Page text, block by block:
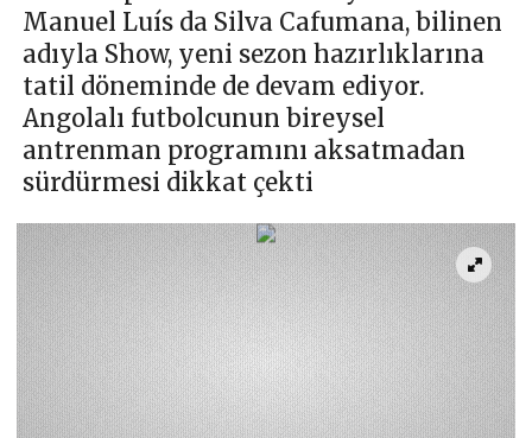
Manuel Luís da Silva Cafumana, bilinen
adıyla Show, yeni sezon hazırlıklarına
tatil döneminde de devam ediyor.
Angolalı futbolcunun bireysel
antrenman programını aksatmadan
sürdürmesi dikkat çekti